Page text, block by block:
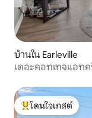
บ้านใน Earleville
เดอะคอทเทจแอท
โดนใจเกสต์ที่สุด
โดนใจเกสต์